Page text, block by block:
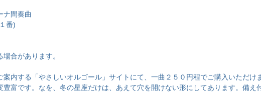
ナ間奏曲
番)
合があります。
内する「やさしいオルゴール」サイトにて、一曲２５０円程でご購入いただけ
豊富です。なを、冬の星座だけは、あえて穴を開けない形にしてあります。備え